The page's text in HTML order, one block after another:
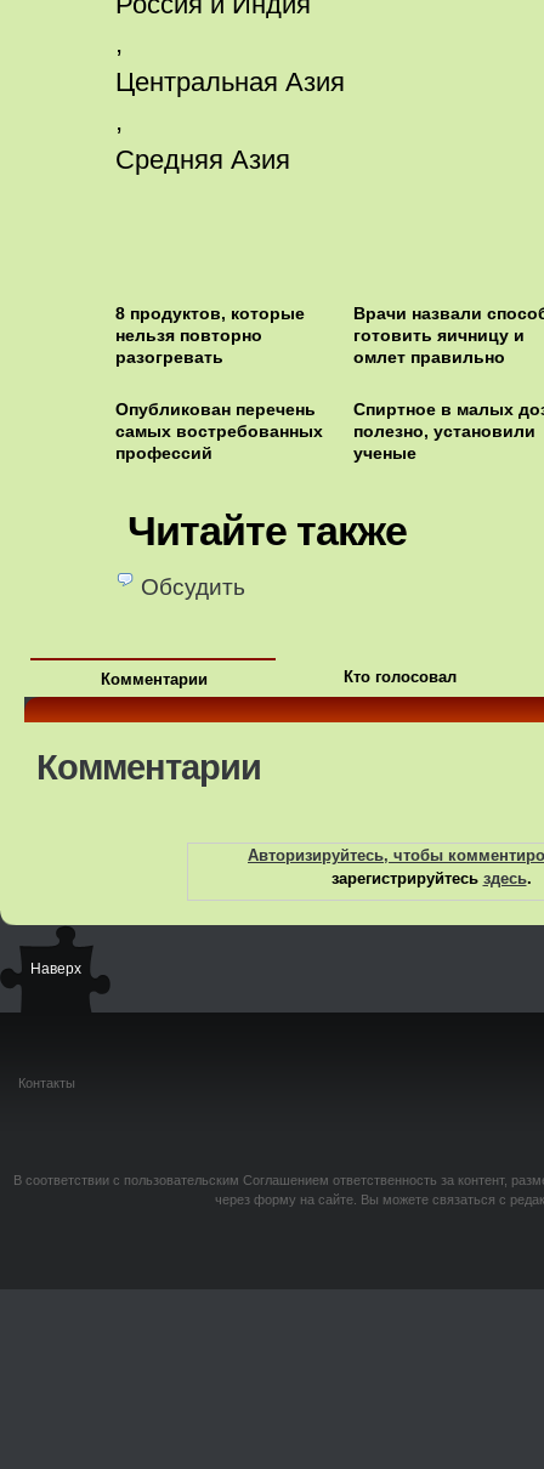
,
Центральная Азия
,
Средняя Азия
8 продуктов, которые
нельзя повторно
разогревать
Врачи назвали
готовить яичницу и
омлет правильно
Опубликован перечень
самых востребованных
профессий
Спиртное в малых
полезно, установили
ученые
Читайте также
Обсудить
Комментарии Кто голосовал
Комментарии
Авторизируйтесь, чтобы
зарегистрируйтесь здесь.
Наверх
Контакты
В соответствии с пользовательским Соглашением ответственность за контент,
через форму на сайте. Вы можете связаться с